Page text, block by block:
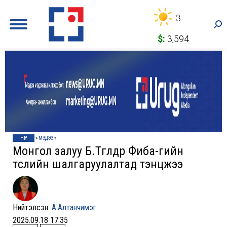
3
$: 3,594
НҮҮР » МЭДЭЭ»
Монгол залуу Б.Төгөлдөр Фиба-гийн
төслийн шалгаруулалтад тэнцжээ
Нийтэлсэн: А.Алтанчимэг
2025.09.18 17:35